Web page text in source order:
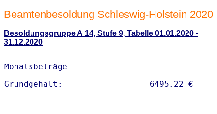
Beamtenbesoldung Schleswig-Holstein 2020
Besoldungsgruppe A 14, Stufe 9, Tabelle 01.01.2020 -
31.12.2020
Monatsbeträge